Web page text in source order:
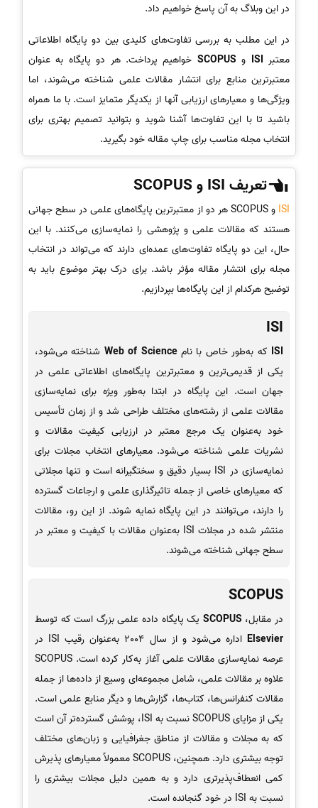
در این وبلاگ به آن پاسخ خواهیم داد.
در این مطلب به بررسی تفاوت‌های کلیدی بین دو پایگاه اطلاعاتی
معتبر ISI و SCOPUS خواهیم پرداخت. هر دو پایگاه به عنوان
معتبرترین منابع برای انتشار مقالات علمی شناخته می‌شوند، اما
ویژگی‌ها و معیارهای ارزیابی آنها از یکدیگر متمایز است. با ما همراه
باشید تا با این تفاوت‌ها آشنا شوید و بتوانید تصمیم بهتری برای
انتخاب مجله مناسب برای چاپ مقاله خود بگیرید.
تعریف ISI و SCOPUS
ISI
و SCOPUS هر دو از معتبرترین پایگاه‌های علمی در سطح جهانی
هستند که مقالات علمی و پژوهشی را نمایه‌سازی می‌کنند. با این
حال، این دو پایگاه تفاوت‌های عمده‌ای دارند که می‌تواند در انتخاب
مجله برای انتشار مقاله مؤثر باشد. برای درک بهتر موضوع باید به
توضیح هرکدام از این پایگاه‌ها بپردازیم.
ISI
ISI که به‌طور خاص با نامWeb of Science شناخته می‌شود،
یکی از قدیمی‌ترین و معتبرترین پایگاه‌های اطلاعاتی علمی در
جهان است. این پایگاه در ابتدا به‌طور ویژه برای نمایه‌سازی
مقالات علمی از رشته‌های مختلف طراحی شد و از زمان تأسیس
خود به‌عنوان یک مرجع معتبر در ارزیابی کیفیت مقالات و
نشریات علمی شناخته می‌شود. معیارهای انتخاب مجلات برای
نمایه‌سازی در ISI بسیار دقیق و سختگیرانه است و تنها مجلاتی
که معیارهای خاصی از جمله تاثیرگذاری علمی و ارجاعات گسترده
را دارند، می‌توانند در این پایگاه نمایه شوند. از این رو، مقالات
منتشر شده در مجلات ISI به‌عنوان مقالات با کیفیت و معتبر در
سطح جهانی شناخته می‌شوند.
SCOPUS
در مقابل، SCOPUS یک پایگاه داده علمی بزرگ است که توسط
Elsevier
اداره می‌شود و از سال 2004 به‌عنوان رقیب ISI در
عرصه نمایه‌سازی مقالات علمی آغاز به‌کار کرده است. SCOPUS
علاوه بر مقالات علمی، شامل مجموعه‌ای وسیع از داده‌ها از جمله
مقالات کنفرانس‌ها، کتاب‌ها، گزارش‌ها و دیگر منابع علمی است.
یکی از مزایای SCOPUS نسبت به ISI، پوشش گسترده‌تر آن است
که به مجلات و مقالات از مناطق جغرافیایی و زبان‌های مختلف
توجه بیشتری دارد. همچنین، SCOPUS معمولاً معیارهای پذیرش
کمی انعطاف‌پذیرتری دارد و به همین دلیل مجلات بیشتری را
نسبت به ISI در خود گنجانده است.